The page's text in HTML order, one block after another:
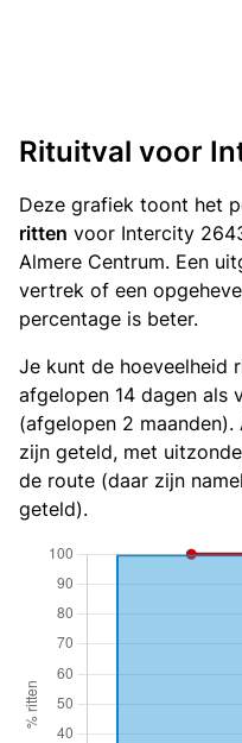
Rituitval voor
Deze grafiek toont het
ritten voor Intercity
Almere Centrum. Een
vertrek of een
percentage is beter.
Je kunt de hoeveelheid
afgelopen 14 dagen als
(afgelopen 2
zijn geteld, met
de route (daar zijn
geteld).